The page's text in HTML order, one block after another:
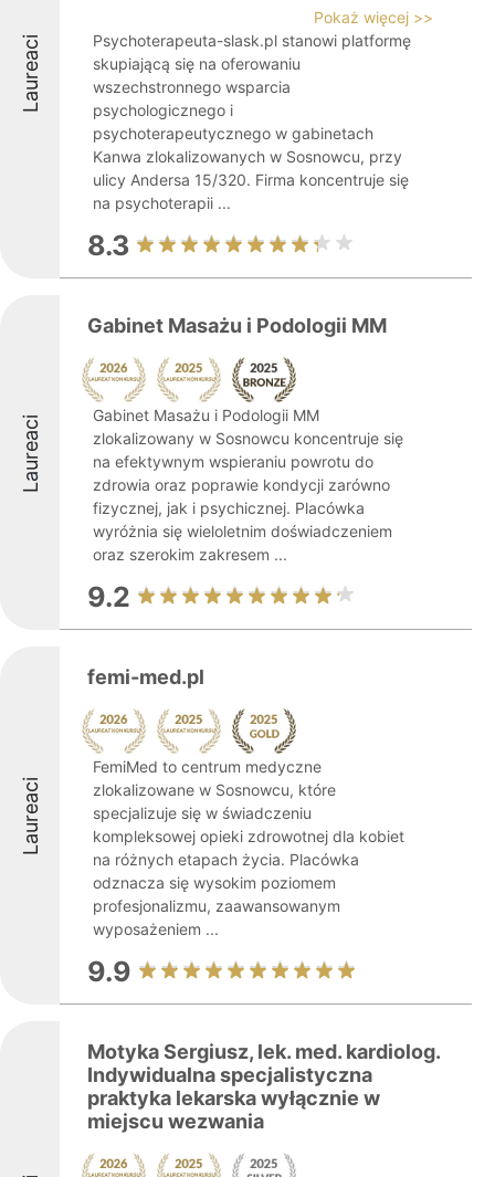
Laureaci
Pokaż więcej >>
Psychoterapeuta-slask.pl stanowi platformę
skupiającą się na oferowaniu
wszechstronnego wsparcia
psychologicznego i
psychoterapeutycznego w gabinetach
Kanwa zlokalizowanych w Sosnowcu, przy
ulicy Andersa 15/320. Firma koncentruje się
na psychoterapii ...
8.3
Laureaci
Gabinet Masażu i Podologii MM
Gabinet Masażu i Podologii MM
zlokalizowany w Sosnowcu koncentruje się
na efektywnym wspieraniu powrotu do
zdrowia oraz poprawie kondycji zarówno
fizycznej, jak i psychicznej. Placówka
wyróżnia się wieloletnim doświadczeniem
oraz szerokim zakresem ...
9.2
Laureaci
femi-med.pl
FemiMed to centrum medyczne
zlokalizowane w Sosnowcu, które
specjalizuje się w świadczeniu
kompleksowej opieki zdrowotnej dla kobiet
na różnych etapach życia. Placówka
odznacza się wysokim poziomem
profesjonalizmu, zaawansowanym
wyposażeniem ...
9.9
Motyka Sergiusz, lek. med. kardiolog.
Indywidualna specjalistyczna
praktyka lekarska wyłącznie w
miejscu wezwania